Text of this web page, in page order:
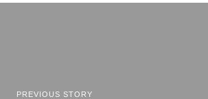
PREVIOUS STORY